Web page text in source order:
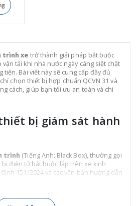
trình xe trở thành giải pháp bắt buộc
tải khi nhà nước ngày càng siệt chặt
Bài viết này sẽ cung cấp đầy đủ
chọn thiết bị hợp chuẩn QCVN 31 và
cách, giúp bạn tối ưu an toàn và chi
bị giám sát hành
trình (Tiếng Anh: Black Box), thường gọi
bị điện tử bắt buộc lắp trên xe kinh
151/2024 và các văn bản hướng dẫn
để: